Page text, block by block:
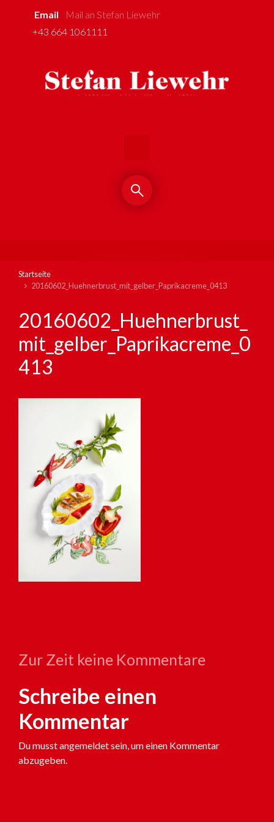
Zum Hauptinhalt springen
Email
Mail an Stefan Liewehr
+43 664 1061111
Startseite
20160602_Huehnerbrust_mit_gelber_Paprikacreme_0413
20160602_Huehnerbrust_
mit_gelber_Paprikacreme_0
413
Zur Zeit keine Kommentare
Schreibe einen
Kommentar
Du musstangemeldetsein, um einen Kommentar
abzugeben.